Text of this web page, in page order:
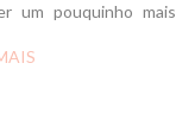
um pouquinho mais